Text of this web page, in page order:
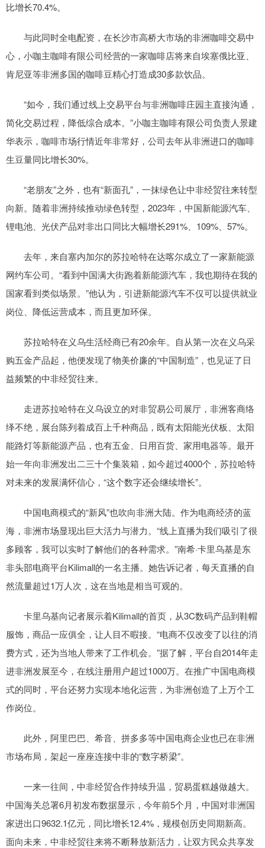
比增长70.4%。
与此同时全电配资，在长沙市高桥大市场的非洲咖啡交易中
心，小咖主咖啡有限公司经营的一家咖啡店将来自埃塞俄比亚、
肯尼亚等非洲多国的咖啡豆精心打造成30多款饮品。
“如今，我们通过线上交易平台与非洲咖啡庄园主直接沟通，
简化交易过程，降低综合成本。”小咖主咖啡有限公司负责人景建
华表示，咖啡市场行情近年非常好，公司去年从非洲进口的咖啡
生豆量同比增长30%。
“老朋友”之外，也有“新面孔”，一抹绿色让中非经贸往来转型
向新。随着非洲持续推动绿色转型，2023年，中国新能源汽车、
锂电池、光伏产品对非出口同比大幅增长291%、109%、57%。
去年，来自塞内加尔的苏拉哈特在达喀尔成立了一家新能源
网约车公司。“看到中国满大街跑着新能源汽车，我也期待在我的
国家看到类似场景。”他认为，引进新能源汽车不仅可以提供就业
岗位、降低运营成本，而且更加环保。
苏拉哈特在义乌生活经商已有20余年。自从第一次在义乌采
购五金产品起，他便发现了物美价廉的“中国制造”，也见证了日
益频繁的中非经贸往来。
走进苏拉哈特在义乌设立的对非贸易公司展厅，非洲客商络
绎不绝，展台陈列着成百上千种商品，既有太阳能光伏板、太阳
能路灯等新能源产品，也有五金、日用百货、家用电器等。最开
始一年向非洲发出二三十个集装箱，如今超过4000个，苏拉哈特
对未来的发展满怀信心，“这个数字还会继续增长”。
中国电商模式的“新风”也吹向非洲大陆。作为电商经济的蓝
海，非洲市场显现出巨大活力与潜力。“线上直播为我们吸引了很
多顾客，我可以实时了解他们的各种需求。”南希·卡里乌基是东
非头部电商平台Kilimall的一名主播。她告诉记者，每天直播的自
然流量超过1万人次，这在当地是相当可观的。
卡里乌基向记者展示着Kilimall的首页，从3C数码产品到鞋帽
服饰，商品一应俱全，让人目不暇接。“电商不仅改变了以往的消
费方式，还为当地人带来了工作机会。”据了解，平台自2014年走
进非洲发展至今，在线注册用户超过1000万。在推广中国电商模
式的同时，平台还努力实现本地化运营，为非洲创造了上万个工
作岗位。
此外，阿里巴巴、希音、拼多多等中国电商企业也已在非洲
市场布局，架起一座座连接中非的“数字桥梁”。
一来一往间，中非经贸合作持续升温，贸易蛋糕越做越大。
中国海关总署6月初发布数据显示，今年前5个月，中国对非洲国
家进出口9632.1亿元，同比增长12.4%，规模创历史同期新高。
面向未来，中非经贸往来将不断释放新活力，让双方民众共享发